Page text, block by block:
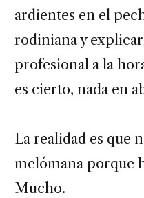
ardientes en el
rodiniana y
profesional a la
es cierto, nada en
La realidad es que
melómana porque
Mucho.